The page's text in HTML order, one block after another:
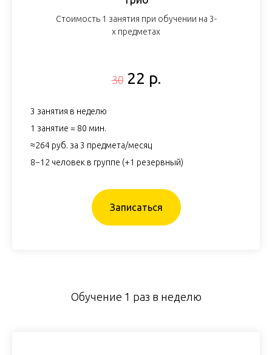
Стоимость 1 занятия при обучении на 3-
х предметах
30 22 р.
3 занятия в неделю
1 занятие = 80 мин.
≈264 руб. за 3 предмета/месяц
8−12 человек в группе (+1 резервный)
Записаться
Обучение 1 раз в неделю